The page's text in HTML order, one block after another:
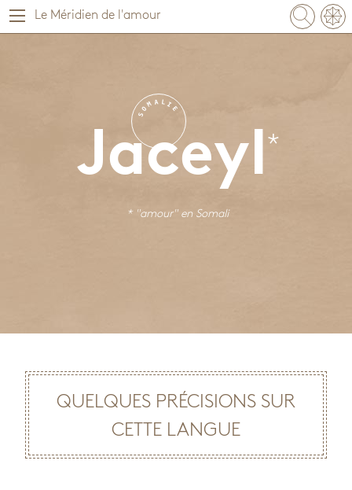
Le Méridien de l'amour
Jaceyl
S
O
M A L I
E
* "amour" en Somali
QUELQUES PRÉCISIONS SUR
CETTE LANGUE